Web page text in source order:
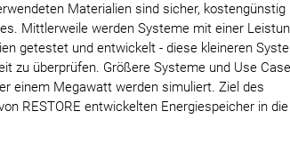
Materialien sind sicher, kostengünstig
Mittlerweile werden Systeme mit einer
getestet und entwickelt - diese kleineren
zu überprüfen. Größere Systeme und Use
einem Megawatt werden simuliert. Ziel des
RESTORE entwickelten Energiespeicher in die